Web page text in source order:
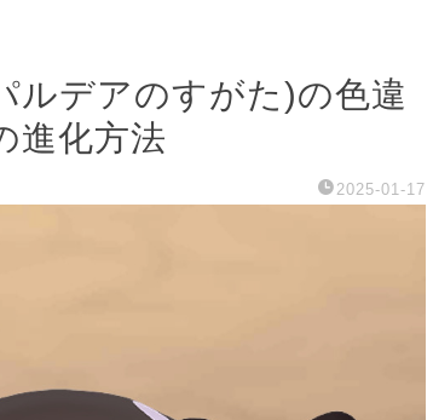
ルデアのすがた)の色違
進化方法
2025-01-17